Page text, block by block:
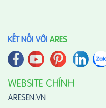
KẾT NỐI VỚI ARES
WEBSITE CHÍNH
ARESEN.VN